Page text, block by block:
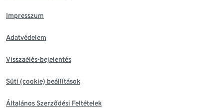
Impresszum
Adatvédelem
Visszaélés-bejelentés
Süti (cookie) beállítások
Általános Szerződési Feltételek